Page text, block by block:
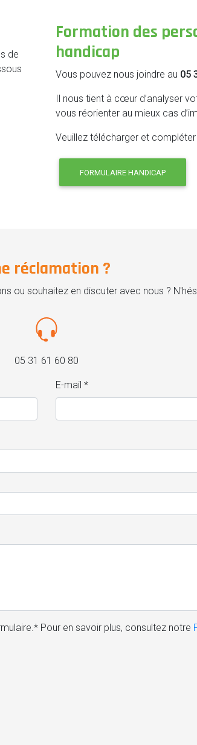
de
Formation des
handicap
Vous pouvez nous joindre au 05
Il nous tient à cœur d’analyser
vous réorienter au mieux cas
Veuillez télécharger et
FORMULAIRE HANDICAP
réclamation ?
ou souhaitez en discuter avec nous ?
05 31 61 60 80
E-mail *
Pour en savoir plus, consultez notre